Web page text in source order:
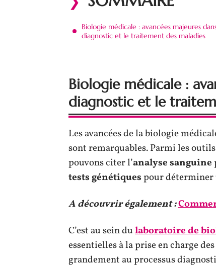
Biologie médicale : avancées majeures
diagnostic et le traitement des maladies
Biologie médicale :
diagnostic et le
Les avancées de la biologie
sont remarquables. Parmi les
pouvons citer l’analyse sanguine
tests génétiquespour déterminer
A découvrir également :
C’est au sein dulaboratoire de
essentielles à la prise en charge
grandement au processus